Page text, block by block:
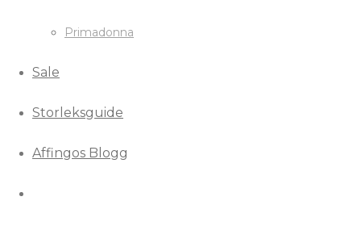
Primadonna
Sale
Storleksguide
Affingos Blogg